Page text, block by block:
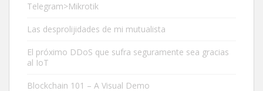
Telegram>Mikrotik
Las desprolijidades de mi mutualista
El próximo DDoS que sufra seguramente sea gracias
al IoT
Blockchain 101 – A Visual Demo